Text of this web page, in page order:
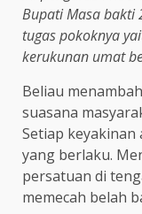
Bupati Masa bakti
tugas pokoknya
kerukunan umat
Beliau
suasana
Setiap
yang berlaku.
persatuan di
memecah belah